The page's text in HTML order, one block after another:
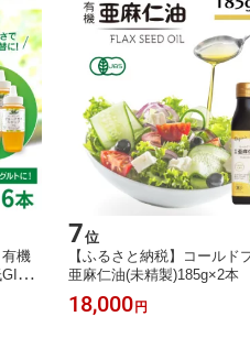
有機
で
料理
7位
【ふるさと納税】コールド
亜麻仁油(未精製)185g×2本
【低温圧搾・遮光ボトルで
配慮】【配送不可地域：離
18,000 円